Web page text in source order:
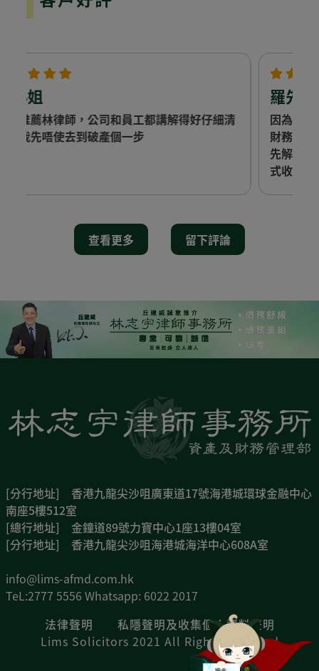
羅先生
因為身體問題需要借錢醫病，欠落左不同銀行同
財務公司的債務，多得林律師幫我做債務重組，
先解決到我既債務問題，佢地收費透明 ，無隱藏
查看更多 留下評論
[分行地址] 香港九龍尖沙咀廣東道17號海港城環球金融中心
南座5樓512室
[總行地址] 金鐘道89號力寶中心1座13樓04室
[分行地址] 香港九龍尖沙咀海港城海洋中心608A室
info@lims-afmd.com.hk
TeL:2777 5556 Whatsapp: 6022 2017
法律聲明
私隱聲明及收集個人資料聲明
Lims Solicitors 2021 All Rights Reserved